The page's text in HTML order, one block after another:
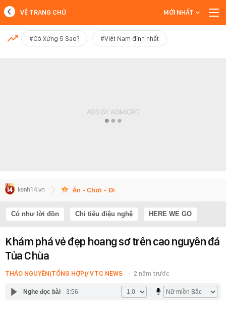
MỚI NHẤT
VỀ TRANG CHỦ MỚI NHẤT
#Có Xứng 5 Sao? #Việt Nam đỉnh nhất
Ăn - Chơi - Đi
Có như lời đồn Chi tiêu điệu nghệ HERE WE GO
Khám phá vẻ đẹp hoang sơ trên cao nguyên đá
Tủa Chùa
THẢO NGUYÊN(TỔNG HỢP)/ VTC NEWS 2 năm trước
Nghe đọc bài 3:56